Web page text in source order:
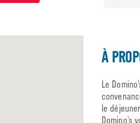
À
Le
le
Domino’s